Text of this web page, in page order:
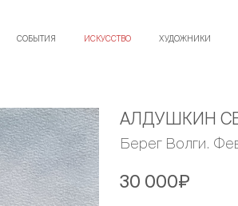
СОБЫТИЯ ИСКУССТВО ХУДОЖНИКИ
АЛДУШКИН
Берег Волги.
30 000₽